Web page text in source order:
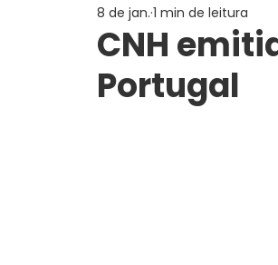
CNH
Portugal
8 de jan. 1 min de leitura